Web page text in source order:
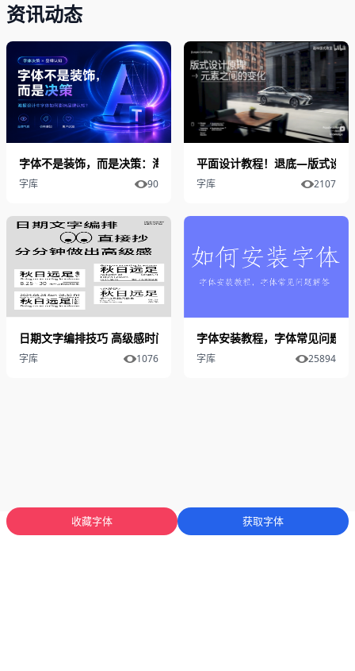
资讯动态
字体不是装饰，而是决策：海报设计中字体如何影响品牌认知？
字库 90
平面设计教程！退底—版式设计
字库 2107
日期文字编排技巧 高级感时间排版设计
字库 1076
字体安装教程，字体常见问题解
字库 25894
收藏字体 获取字体